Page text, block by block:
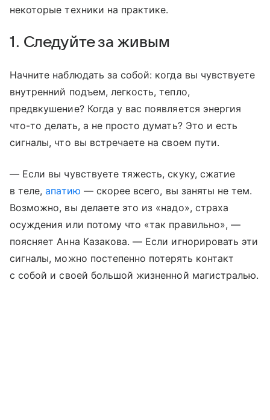
некоторые техники на практике.
1. Следуйте за живым
Начните наблюдать за собой: когда вы чувствуете
внутренний подъем, легкость, тепло,
предвкушение? Когда у вас появляется энергия
что-то делать, а не просто думать? Это и есть
сигналы, что вы встречаете на своем пути.
— Если вы чувствуете тяжесть, скуку, сжатие
в теле,апатию — скорее всего, вы заняты не тем.
Возможно, вы делаете это из «надо», страха
осуждения или потому что «так правильно», —
поясняет Анна Казакова. — Если игнорировать эти
сигналы, можно постепенно потерять контакт
с собой и своей большой жизненной магистралью.